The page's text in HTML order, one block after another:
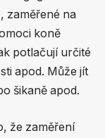
zaměřené na
koně
potlačují určité
apod. Může jít
šikaně apod.
že zaměření